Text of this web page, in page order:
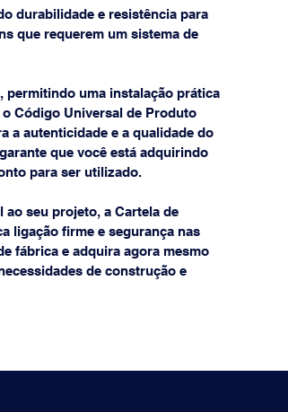
durabilidade e resistência para
que requerem um sistema de
permitindo uma instalação prática
Código Universal de Produto
a autenticidade e a qualidade do
que você está adquirindo
para ser utilizado.
seu projeto, a Cartela de
ligação firme e segurança nas
fábrica e adquira agora mesmo
de construção e